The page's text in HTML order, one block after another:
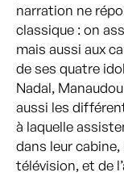
narration ne
classique : on
mais aussi aux
de ses quatre
Nadal,
aussi les
à laquelle
dans leur
télévision, et de